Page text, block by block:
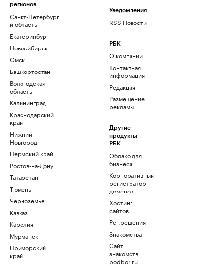
регионов
Санкт-Петербург
и область
Екатеринбург
Новосибирск
Омск
Башкортостан
Вологодская
область
Калининград
Краснодарский
край
Нижний
Новгород
Пермский край
Ростов-на-Дону
Татарстан
Тюмень
Черноземье
Кавказ
Карелия
Мурманск
Приморский
край
Уведомления
RSS Новости
РБК
О компании
Контактная
информация
Редакция
Размещение
рекламы
Другие
продукты
РБК
Облако для
бизнеса
Корпоративный
регистратор
доменов
Хостинг
сайтов
Рег.решения
Знакомства
Сайт
знакомств
podbor.ru